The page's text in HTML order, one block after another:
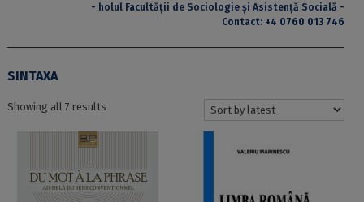
- holul Facultății de Sociologie și Asistență Socială -
Contact: +4 0760 013 746
SINTAXA
Showing all 7 resultsSorted